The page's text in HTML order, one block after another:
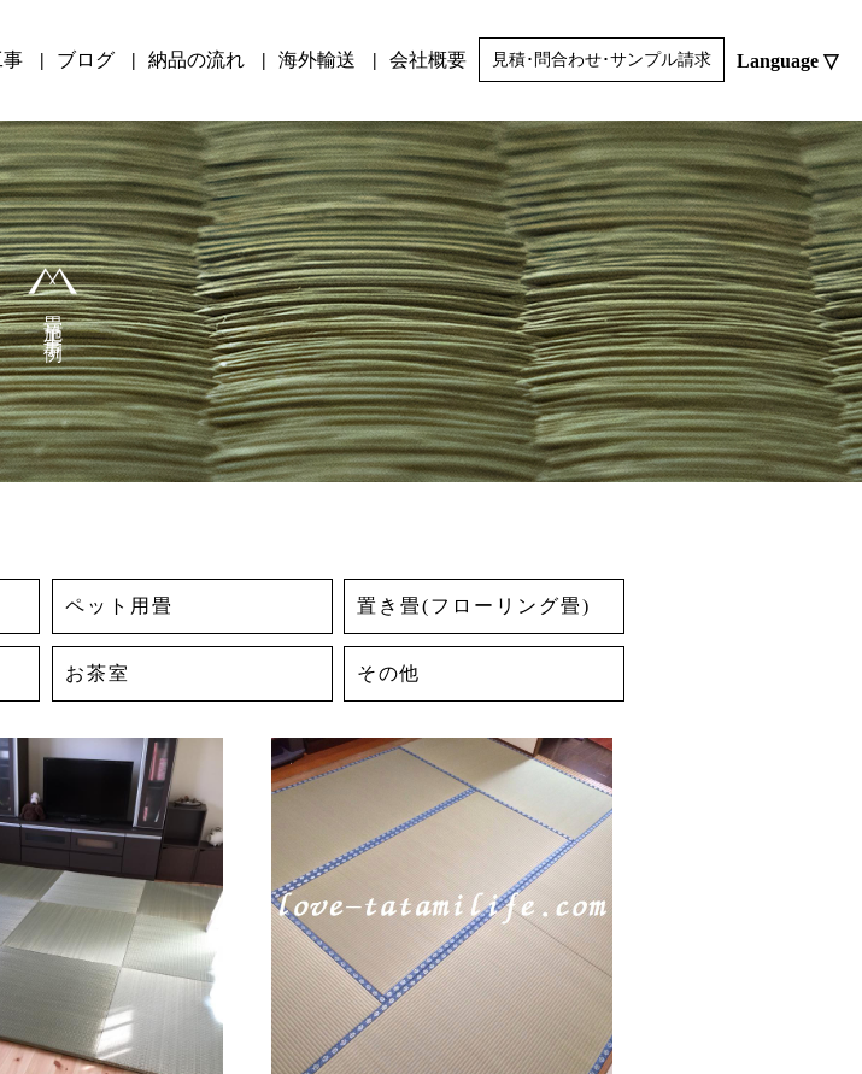
事 ブログ 納品の流れ 海外輸送 会社概要 見積･問合わせ･サンプル請求 Language ▽
畳施工事例
ペット用畳 置き畳(フローリング畳)
お茶室 その他